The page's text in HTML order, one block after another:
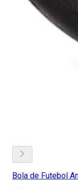
Bola de Futebol